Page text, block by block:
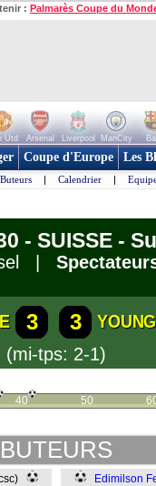
: Palmarès Coupe du
Utd Arsenal Liverpool ManCity
Coupe d'Europe Les
Buteurs | Calendrier |
- SUISSE -
|
3 3
(mi-tps: 2-1)
40 50
BUTEURS
Edimilson